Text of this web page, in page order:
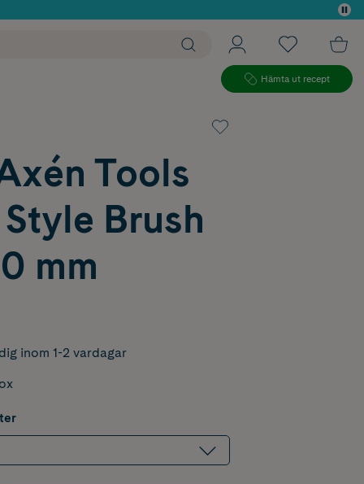
Hämta ut recept
Tools
Brush
mm
inom 1-2 vardagar